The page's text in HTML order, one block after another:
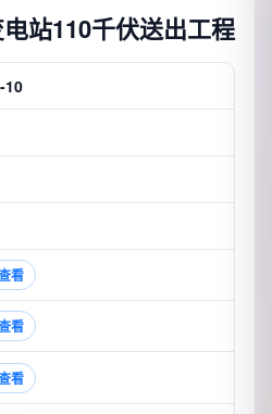
站110千伏送出工程
10
看
看
看